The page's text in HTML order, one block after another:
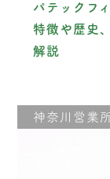
パテックフ
特徴や歴史
解説
神奈川営業